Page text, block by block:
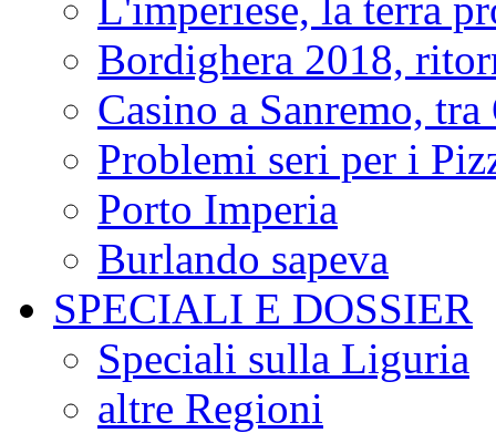
Bordighera 2018,
Casino a Sanremo,
Problemi seri per i
Porto Imperia
Burlando sapeva
SPECIALI E DOSSIER
Speciali sulla Liguria
altre Regioni